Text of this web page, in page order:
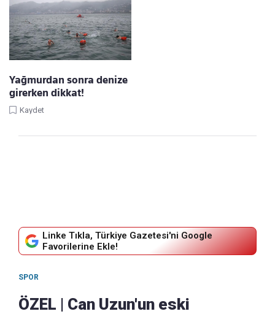
Yağmurdan sonra denize
girerken dikkat!
Kaydet
Linke Tıkla, Türkiye Gazetesi'ni Google
Favorilerine Ekle!
SPOR
ÖZEL | Can Uzun'un eski